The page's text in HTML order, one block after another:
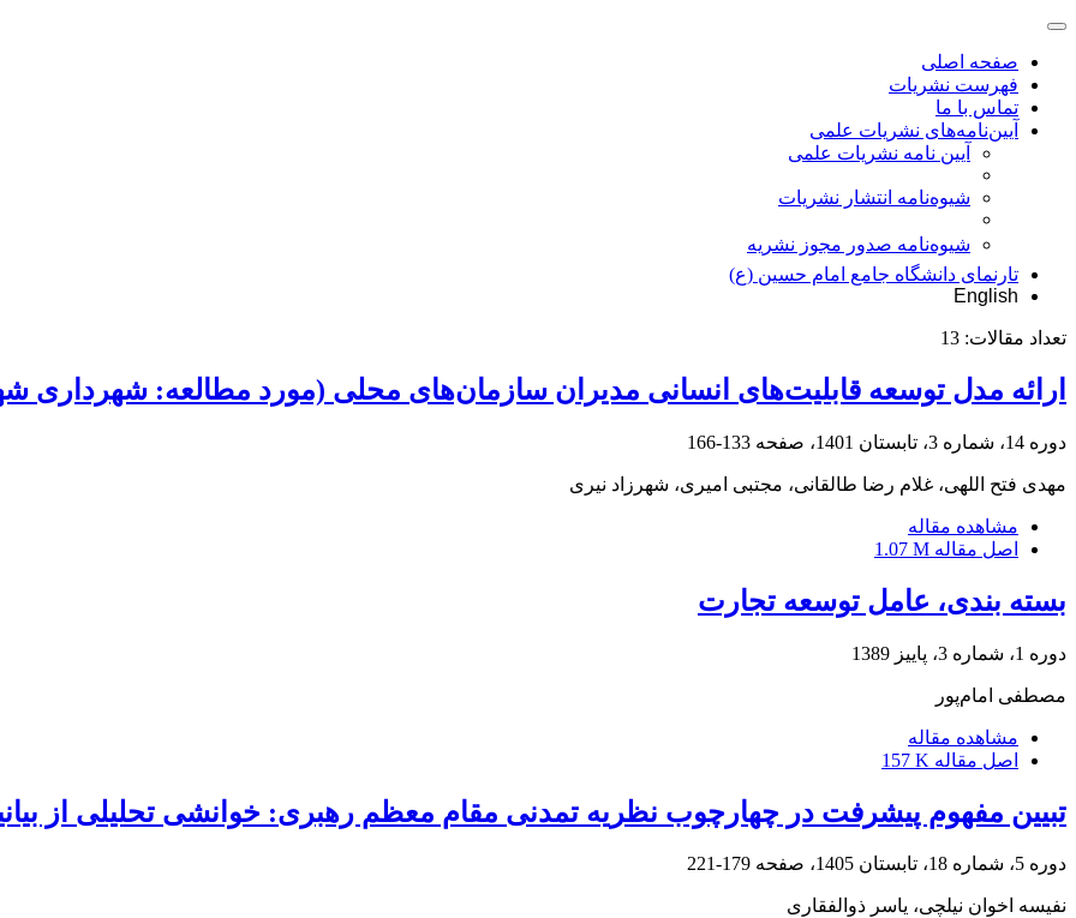
صفحه اصلی
فهرست نشریات
تماس با ما
آیین‌نامه‌های نشریات علمی
آیین نامه نشریات علمی
شیوه‌نامه انتشار نشریات
شیوهنامه صدور مجوز نشریه
تارنمای دانشگاه جامع امام حسین (ع)
English
تعداد مقالات: 13
ارائه مدل توسعه قابلیت‌های انسانی مدیران سازمان‌های محلی (مورد مطالعه: شهرداری
دوره 14، شماره 3، تابستان 1401، صفحه 133-166
مهدی فتح اللهی، غلام رضا طالقانی، مجتبی امیری، شهرزاد نیری
مشاهده مقاله
اصل مقاله 1.07 M
بسته بندی، عامل توسعه تجارت
دوره 1، شماره 3، پاییز 1389
مصطفی امام‌پور
مشاهده مقاله
اصل مقاله 157 K
تبیین مفهوم پیشرفت در چهارچوب نظریه تمدنی مقام معظم رهبری: خوانشی تحلیلی از
دوره 5، شماره 18، تابستان 1405، صفحه 179-221
نفیسه اخوان نیلچی، یاسر ذوالفقاری